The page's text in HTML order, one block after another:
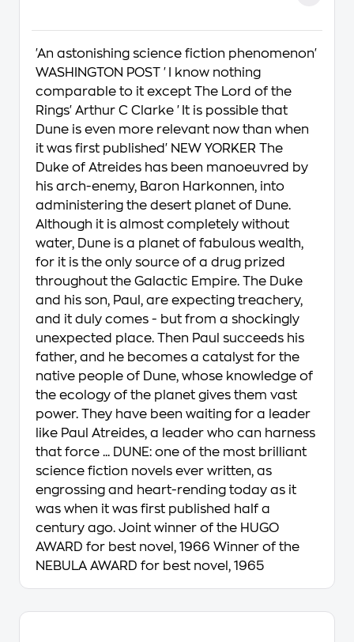
'An astonishing science fiction phenomenon'
WASHINGTON POST 'I know nothing
comparable to it except The Lord of the
Rings' Arthur C Clarke 'It is possible that
Dune is even more relevant now than when
it was first published' NEW YORKER The
Duke of Atreides has been manoeuvred by
his arch-enemy, Baron Harkonnen, into
administering the desert planet of Dune.
Although it is almost completely without
water, Dune is a planet of fabulous wealth,
for it is the only source of a drug prized
throughout the Galactic Empire. The Duke
and his son, Paul, are expecting treachery,
and it duly comes - but from a shockingly
unexpected place. Then Paul succeeds his
father, and he becomes a catalyst for the
native people of Dune, whose knowledge of
the ecology of the planet gives them vast
power. They have been waiting for a leader
like Paul Atreides, a leader who can harness
that force ... DUNE: one of the most brilliant
science fiction novels ever written, as
engrossing and heart-rending today as it
was when it was first published half a
century ago. Joint winner of the HUGO
AWARD for best novel, 1966 Winner of the
NEBULA AWARD for best novel, 1965